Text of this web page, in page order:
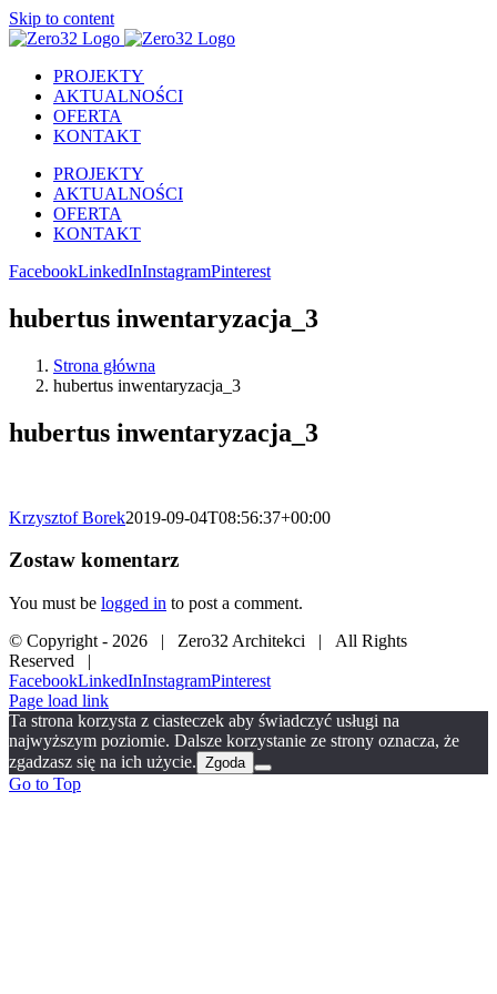
Skip to content
PROJEKTY
AKTUALNOŚCI
OFERTA
KONTAKT
PROJEKTY
AKTUALNOŚCI
OFERTA
KONTAKT
FacebookLinkedInInstagramPinterest
hubertus inwentaryzacja_3
Strona główna
hubertus inwentaryzacja_3
hubertus inwentaryzacja_3
Krzysztof Borek2019-09-04T08:56:37+00:00
Zostaw komentarz
You must be logged in to post a comment.
© Copyright - 2026 | Zero32 Architekci | All Rights
Reserved |
FacebookLinkedInInstagramPinterest
Page load link
Ta strona korzysta z ciasteczek aby świadczyć usługi na
najwyższym poziomie. Dalsze korzystanie ze strony oznacza, że
zgadzasz się na ich użycie. Zgoda
Go to Top